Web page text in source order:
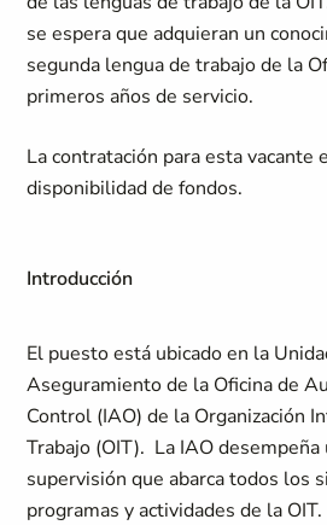
se espera que adquieran un
segunda lengua de trabajo de la
primeros años de servicio.
La contratación para esta vacante
disponibilidad de fondos.
Introducción
El puesto está ubicado en la
Aseguramiento de la Oficina de
Control (IAO) de la Organización
Trabajo (OIT). La IAO desempeña
supervisión que abarca todos los
programas y actividades de la